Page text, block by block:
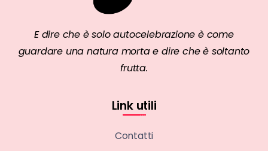
E dire che è solo autocelebrazione è come
guardare una natura morta e dire che è soltanto
frutta.
Link utili
Contatti